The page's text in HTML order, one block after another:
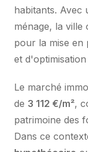
habitants. Avec
ménage, la ville
pour la mise en
et
Le marché
de 3 112 €/m²,
patrimoine des
Dans ce